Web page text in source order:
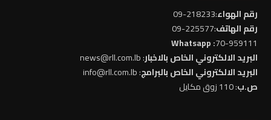
رقم الهواء:218233-09
رقم الهاتف:225577-09
70-959111
: Whatsapp
البريد الالكتروني الخاص بالاخبار: news@rll.com.lb
البريد الالكتروني الخاص بالبرامج: info@rll.com.lb
ص.ب: 110 زوق مكايل